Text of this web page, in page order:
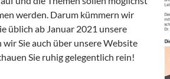
werden. Darum kümmern wir
üblich ab Januar 2021 unsere
Sie auch über unsere Website
Sie ruhig gelegentlich rein!